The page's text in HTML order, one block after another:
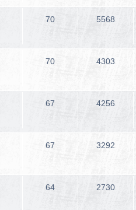
70 5568
70 4303
67 4256
67 3292
64 2730